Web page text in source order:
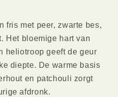
fris met peer, zwarte bes,
Het bloemige hart van
heliotroop geeft de geur
diepte. De warme basis
en patchouli zorgt
afdronk.